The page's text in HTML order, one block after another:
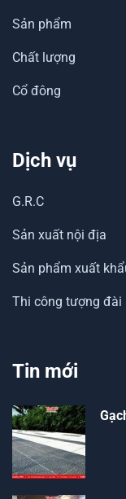
Sản phẩm
Chất lượng
Cổ đông
Dịch vụ
G.R.C
Sản xuất nội địa
Sản phẩm xuất
Thi công tượng đài
Tin mới